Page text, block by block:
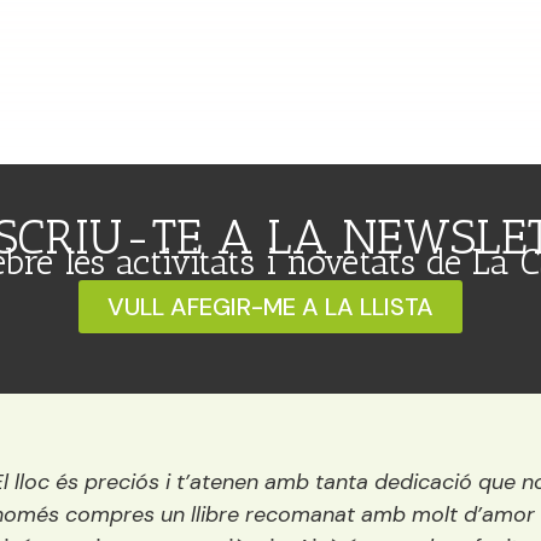
TE A LA
les activitats i novetats de La
VULL AFEGIR-ME A LA LLISTA
Una llibreria preciosa situada vora el riu. És petita,
encisadora i conté els millors llibres del mercat per a